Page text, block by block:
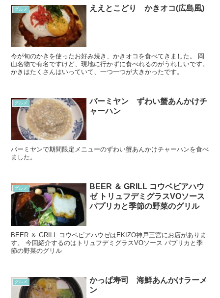
グルメ ええとこどり かきオコ(広島風)
今が旬のかきを使ったお好み焼き、かきオコを食べてきました。 岡
山名物で有名ですけど、現地に行かずに食べれるのがうれしいです。
かきはたくさんはいっていて、一つ一つが大きかったです。
グルメ
バーミヤン ずわい蟹あんかけチ
ャーハン
バーミヤンで期間限定メニューのずわい蟹あんかけチャーハンを食べ
ました。
グルメ
BEER ＆ GRILL コウベビアハウ
ゼ トリュフデミグラスVOソース
パプリカと季節の野菜のグリル
BEER ＆ GRILL コウベビアハウゼはEKIZO神戸三宮にお店がありま
す。 今回紹介するのはトリュフデミグラスVOソース パプリカと季
節の野菜のグリル
グルメ
かっぱ寿司 海鮮あんかけラーメ
ン